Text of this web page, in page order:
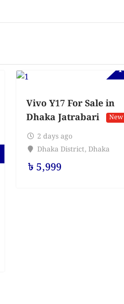
Vivo Y17 For Sale in
Dhaka Jatrabari
New
2 days ago
Dhaka District, Dhaka
৳ 5,999